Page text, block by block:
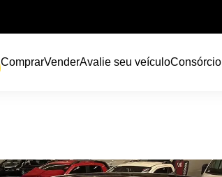
ComprarVenderAvalie seu veículoConsórcio